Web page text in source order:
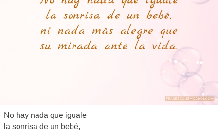
No hay nada que iguale
la sonrisa de un bebé,